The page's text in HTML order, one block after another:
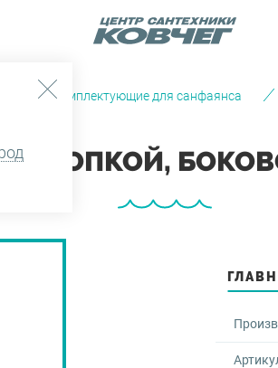
и Комплектующие для санфаянса
КНОПКОЙ,